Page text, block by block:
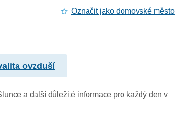
Označit jako domovské město
ovzduší
a další důležité informace pro každý den v